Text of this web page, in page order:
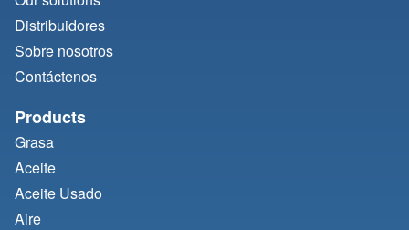
Distribuidores
Sobre nosotros
Contáctenos
Products
Grasa
Aceite
Aceite Usado
Aire